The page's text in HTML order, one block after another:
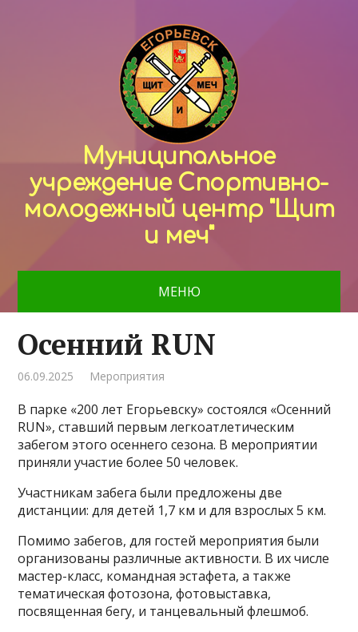
Муниципальное
учреждение Спортивно-
молодежный центр "Щит
и меч"
МЕНЮ
Осенний RUN
06.09.2025 Мероприятия
В парке «200 лет Егорьевску» состоялся «Осенний
RUN», ставший первым легкоатлетическим
забегом этого осеннего сезона. В мероприятии
приняли участие более 50 человек.
Участникам забега были предложены две
дистанции: для детей 1,7 км и для взрослых 5 км.
Помимо забегов, для гостей мероприятия были
организованы различные активности. В их числе
мастер-класс, командная эстафета, а также
тематическая фотозона, фотовыставка,
посвященная бегу, и танцевальный флешмоб.